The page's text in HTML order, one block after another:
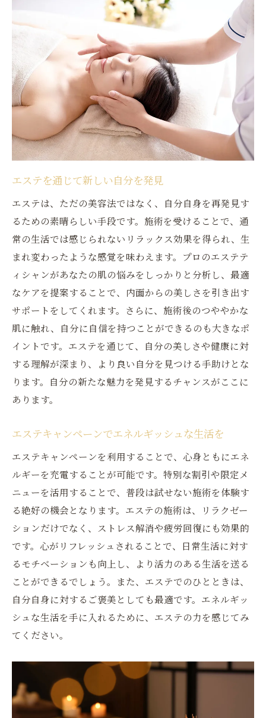
エステを通じて新しい自分を発見
エステは、ただの美容法ではなく、自分自身を再発見す
るための素晴らしい手段です。施術を受けることで、通
常の生活では感じられないリラックス効果を得られ、生
まれ変わったような感覚を味わえます。プロのエステテ
ィシャンがあなたの肌の悩みをしっかりと分析し、最適
なケアを提案することで、内面からの美しさを引き出す
サポートをしてくれます。さらに、施術後のつややかな
肌に触れ、自分に自信を持つことができるのも大きなポ
イントです。エステを通じて、自分の美しさや健康に対
する理解が深まり、より良い自分を見つける手助けとな
ります。自分の新たな魅力を発見するチャンスがここに
あります。
エステキャンペーンでエネルギッシュな生活を
エステキャンペーンを利用することで、心身ともにエネ
ルギーを充電することが可能です。特別な割引や限定メ
ニューを活用することで、普段は試せない施術を体験す
る絶好の機会となります。エステの施術は、リラクゼー
ションだけでなく、ストレス解消や疲労回復にも効果的
です。心がリフレッシュされることで、日常生活に対す
るモチベーションも向上し、より活力のある生活を送る
ことができるでしょう。また、エステでのひとときは、
自分自身に対するご褒美としても最適です。エネルギッ
シュな生活を手に入れるために、エステの力を感じてみ
てください。